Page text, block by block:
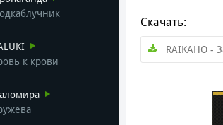
к крови
Скачать:
RAIKAHO -